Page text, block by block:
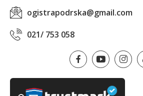
ogistrapodrska@gmail.com
021/ 753 058